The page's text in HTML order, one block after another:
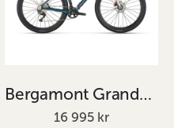
Bergamont Grandurance FB 20 djupblå/urbanblå
16 995 kr